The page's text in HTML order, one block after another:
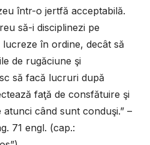
într-o jertfă acceptabilă.
să-i disciplinezi pe
în ordine, decât să
de rugăciune şi
să facă lucruri după
faţă de consfătuire şi
când sunt conduşi.” –
71 engl. (cap.: